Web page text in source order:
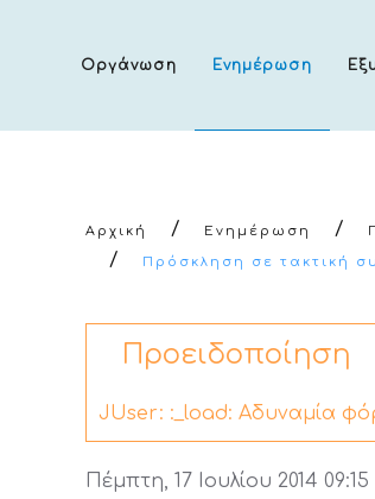
Οργάνωση Ενημέρωση
Αρχική Ενημέρωση
Πρόσκληση σε τακτική
Προειδοποίηση
JUser: :_load: Αδυναμία
Πέμπτη, 17 Ιουλίου 2014 09:15